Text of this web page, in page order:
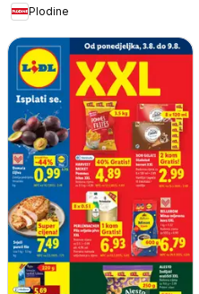
Plodine